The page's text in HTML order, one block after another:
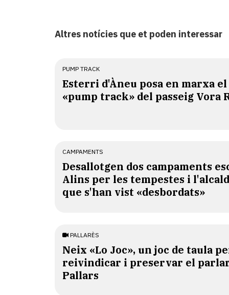
Altres notícies que et poden interessar
PUMP TRACK
Esterri d'Àneu posa en marxa
«pump track» del passeig Vora
CAMPAMENTS
​Desallotgen dos campaments
Alins per les tempestes i
que s'han vist «desbordats»
PALLARÈS
​Neix «Lo Joc», un joc de taula
reivindicar i preservar el
Pallars